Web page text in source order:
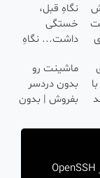
نگاهِ قبل،
خستگی
داشت... نگاهِ
🌸 بلفا با 25%
تخفیف
ماشینت رو
بدون دردسر
بفروش | بدون